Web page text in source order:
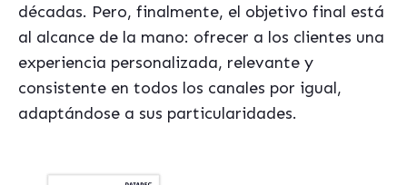
décadas. Pero, finalmente, el objetivo final está
al alcance de la mano: ofrecer a los clientes una
experiencia personalizada, relevante y
consistente en todos los canales por igual,
adaptándose a sus particularidades.